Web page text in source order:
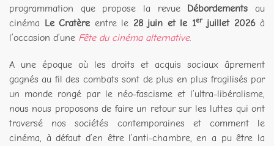
programmation que propose la revue Débordements au
cinéma Le Cratère entre le 28 juin et le 1erjuillet 2026à
l’occasion d’une Fête du cinéma alternative.
A une époque où les droits et acquis sociaux âprement
gagnés au fil des combats sont de plus en plus fragilisés par
un monde rongé par le néo-fascisme et l’ultra-libéralisme,
nous nous proposons de faire un retour sur les luttes qui ont
traversé nos sociétés contemporaines et comment le
cinéma, à défaut d’en être l’anti-chambre, en a pu être la